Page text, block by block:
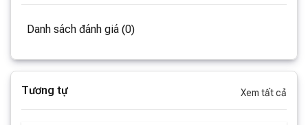
Danh sách đánh giá (0)
Tương tự Xem tất cả